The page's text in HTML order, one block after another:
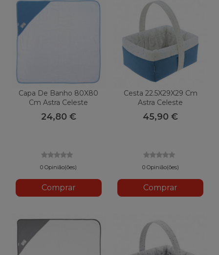
Capa De Banho 80X80
Cm Astra Celeste
24,80 €
0 Opinião(ões)
Comprar
Cesta 22.5X29X29 Cm
Astra Celeste
45,90 €
0 Opinião(ões)
Comprar